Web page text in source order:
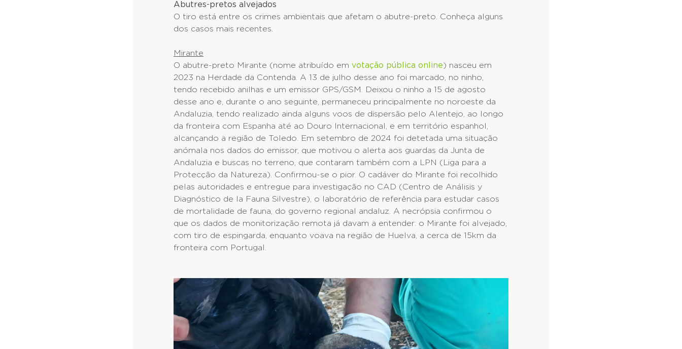
Abutres-pretos alvejados
O tiro está entre os crimes ambientais que afetam o abutre-preto. Conheça alguns
dos casos mais recentes.
Mirante
O abutre-preto Mirante (nome atribuído em votação pública online) nasceu em
2023 na Herdade da Contenda. A 13 de julho desse ano foi marcado, no ninho,
tendo recebido anilhas e um emissor GPS/GSM. Deixou o ninho a 15 de agosto
desse ano e, durante o ano seguinte, permaneceu principalmente no noroeste da
Andaluzia, tendo realizado ainda alguns voos de dispersão pelo Alentejo, ao longo
da fronteira com Espanha até ao Douro Internacional, e em território espanhol,
alcançando a região de Toledo. Em setembro de 2024 foi detetada uma situação
anómala nos dados do emissor, que motivou o alerta aos guardas da Junta de
Andaluzia e buscas no terreno, que contaram também com a LPN (Liga para a
Protecção da Natureza). Confirmou-se o pior. O cadáver do Mirante foi recolhido
pelas autoridades e entregue para investigação no CAD (Centro de Análisis y
Diagnóstico de la Fauna Silvestre), o laboratório de referência para estudar casos
de mortalidade de fauna, do governo regional andaluz. A necrópsia confirmou o
que os dados de monitorização remota já davam a entender: o Mirante foi alvejado,
com tiro de espingarda, enquanto voava na região de Huelva, a cerca de 15km da
fronteira com Portugal.